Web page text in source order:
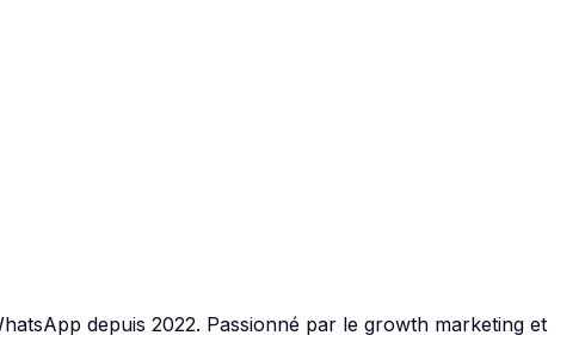
depuis 2022. Passionné par le growth marketing et